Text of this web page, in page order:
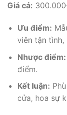
Giá cả:
Ưu điểm:
viên tận tình,
Nhược điểm:
điểm.
Kết luận:
cửa, hoa sự